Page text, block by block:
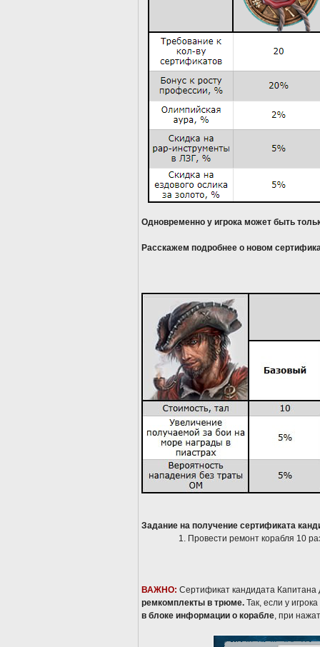
Одновременно у игрока может быть
Расскажем подробнее о новом
Задание на получение сертификата
Провести ремонт корабля 10
ВАЖНО: Сертификат кандидата Капитана
ремкомплекты в трюме. Так, если у
в блоке информации о корабле, при